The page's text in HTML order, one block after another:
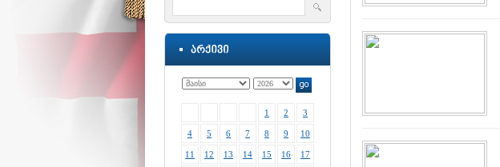
1 2 3
4 5 6 7 8 9 10
11 12 13 14 15 16 17